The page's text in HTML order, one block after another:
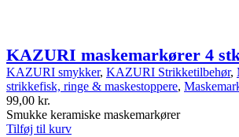
KAZURI maskemarkører 4
KAZURI smykker, KAZURI Strikketilbehør,
strikkefisk, ringe & maskestoppere,
99,00 kr.
Smukke keramiske maskemarkører
Tilføj til kurv